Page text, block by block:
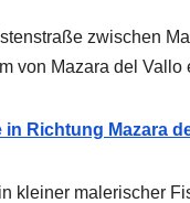
zwischen
von Mazara del
in Richtung Mazara
kleiner malerischer